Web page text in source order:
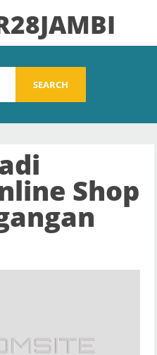
SEARCH
Shop